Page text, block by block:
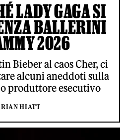
LADY GAGA SI
BALLERINI
2026
Bieber al caos Cher, ci
alcuni aneddoti sulla
produttore esecutivo
HIATT